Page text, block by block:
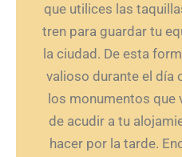
que utilices las
tren para guardar tu
la ciudad. De esta
valioso durante el día
los monumentos que
de acudir a tu
hacer por la tarde.